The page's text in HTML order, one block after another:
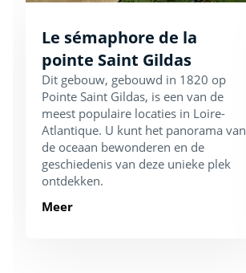
Le sémaphore de la
pointe Saint Gildas
Dit gebouw, gebouwd in 1820 op
Pointe Saint Gildas, is een van de
meest populaire locaties in Loire-
Atlantique. U kunt het panorama van
de oceaan bewonderen en de
geschiedenis van deze unieke plek
ontdekken.
Meer